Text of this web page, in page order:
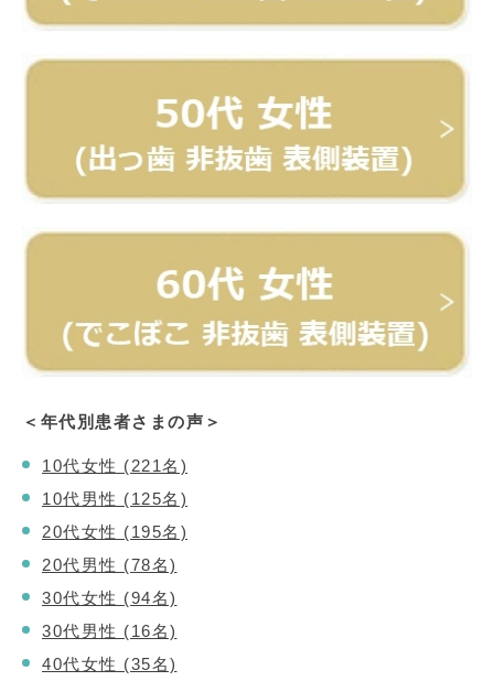
＜年代別患者さまの声＞
10代女性 (221名)
10代男性 (125名)
20代女性 (195名)
20代男性 (78名)
30代女性 (94名)
30代男性 (16名)
40代女性 (35名)